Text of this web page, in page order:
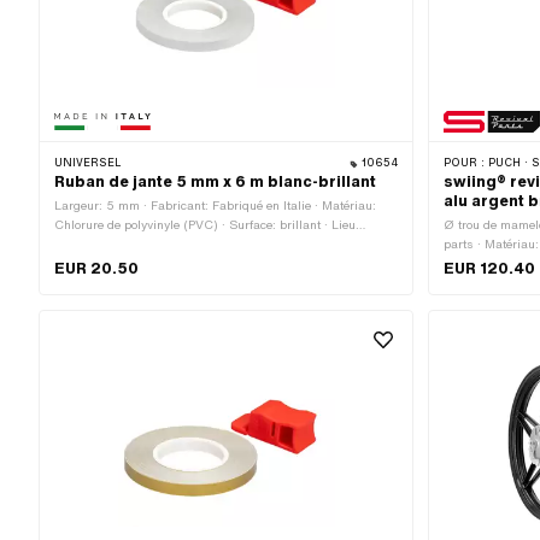
UNIVERSEL 10654
Ruban de jante 5 mm x 6 m blanc-brillant
Largeur: 5 mm · Fabricant: Fabriqué en Italie · Matériau:
Chlorure de polyvinyle (PVC) · Surface: brillant · Lieu
mm · Composition du verso: Colle · Transferfolie: Non
EUR 20.50
POUR : PUCH ·
swiing®
alu argent
Ø trou de
parts ·
argent · Taille
EUR 120.40